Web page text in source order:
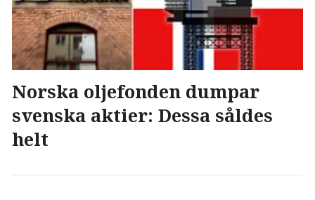
Norska oljefonden dumpar
svenska aktier: Dessa såldes
helt